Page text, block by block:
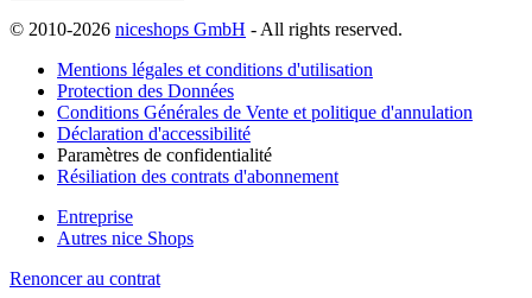
© 2010-2026 niceshops GmbH - All rights reserved.
Mentions légales et conditions d'utilisation
Protection des Données
Conditions Générales de Vente et politique d'annulation
Déclaration d'accessibilité
Paramètres de confidentialité
Résiliation des contrats d'abonnement
Entreprise
Autres nice Shops
Renoncer au contrat